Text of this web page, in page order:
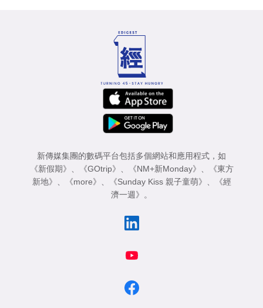
新傳媒集團的數碼平台包括多個網站和應用程式，如
《新假期》
《GOtrip》 《NM+新Monday》
《東方
新地》
《more》 《Sunday Kiss 親子童萌》
《經
濟一週》
。